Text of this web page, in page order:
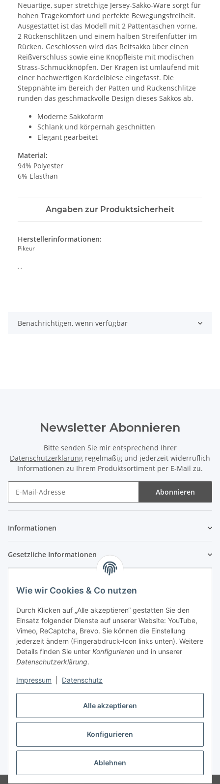
Alle akzeptieren
Konfigurieren
Ablehnen
Wie wir Cookies & Co nutzen
Durch Klicken auf „Alle akzeptieren“ gestatten Sie den
Einsatz folgender Dienste auf unserer Website: YouTube,
Vimeo, ReCaptcha, Brevo. Sie können die Einstellung
jederzeit ändern (Fingerabdruck-Icon links unten). Weitere
Details finden Sie unter Konfigurieren und in unserer
Datenschutzerklärung.
Impressum Datenschutz
Neuartige, super stretchige Jersey-Sakko-Ware sorgt für
hohen Tragekomfort und perfekte Bewegungsfreiheit.
Ausgestattet ist das Modell mit 2 Pattentaschen vorne,
2 Rückenschlitzen und einem halben Streifenfutter im
Rücken. Geschlossen wird das Reitsakko über einen
Reißverschluss sowie eine Knopfleiste mit modischen
Strass-Schmuckknöpfen. Der Kragen ist umlaufend mit
einer hochwertigen Kordelbiese eingefasst. Die
Steppnähte im Bereich der Patten und Rückenschlitze
runden das geschmackvolle Design dieses Sakkos ab.
Moderne Sakkoform
Schlank und körpernah geschnitten
Elegant gearbeitet
Material:
94% Polyester
6% Elasthan
Angaben zur Produktsicherheit
Herstellerinformationen:
Pikeur
, ,
Benachrichtigen, wenn verfügbar
Newsletter Abonnieren
Bitte senden Sie mir entsprechend Ihrer
Datenschutzerklärung regelmäßig und jederzeit widerruflich
Informationen zu Ihrem Produktsortiment per E-Mail zu.
Abonnieren
Informationen
Gesetzliche Informationen
Vertrag widerrufen
* Alle Preise inkl. gesetzlicher USt., zzgl.Versand